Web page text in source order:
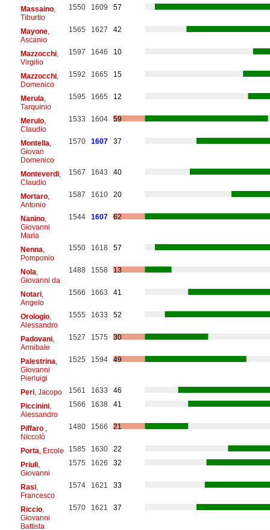
Massaino,
Tiburtio
1550 1609 57
Mayone,
Ascanio
1565 1627 42
Mazzocchi,
Virgilio
1597 1646 10
Mazzocchi,
Domenico
1592 1665 15
Merula
Tarquinio
1595 1665 12
Merulo,
Claudio
1533 1604 59
Montella
Giovan
Domenico
1570 1607 37
Monteverdi,
Claudio
1567 1643 40
Mortaro,
Antonio
1587 1610 20
Nanino,
Giovanni
Maria
1544 1607 62
Nenna
Pomponio
1550 1618 57
Nola
Giovanni da
1488 1558 13
Notari,
Angelo
1566 1663 41
Orologio,
Alessandro
1555 1633 52
Padovani,
Annibale
1527 1575 30
Palestrina
Giovanni
Pierluigi
1525 1594 49
Peri, Jacopo 1561 1633
46
Piccinini,
Alessandro
1566 1638 41
Piffaro
Niccolò
1480 1566 21
Porta , Ercole 1585 1630
22
Priuli,
Giovanni
1575 1626 32
Rasi,
Francesco
1574 1621 33
Riccio,
Giovanni
Battista
1570 1621 37